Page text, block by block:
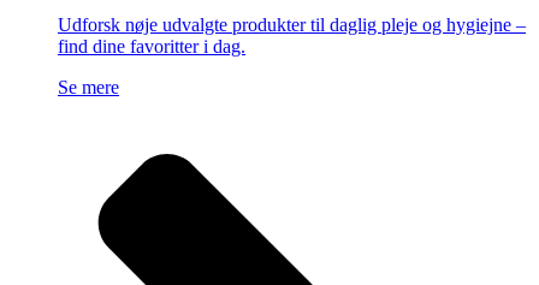
Udforsk nøje udvalgte produkter til daglig pleje og hygiejne –
find dine favoritter i dag.
Se mere